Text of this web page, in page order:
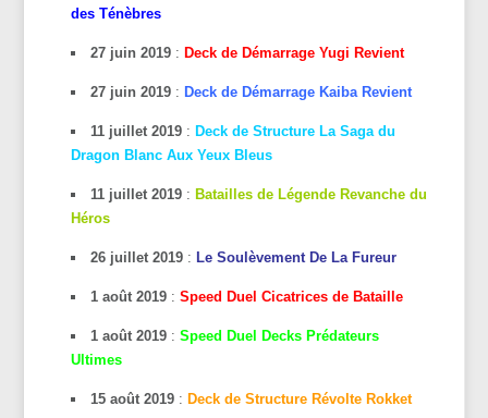
des Ténèbres
27 juin 2019 : Deck de Démarrage Yugi Revient
27 juin 2019 : Deck de Démarrage Kaiba Revient
11 juillet 2019 : Deck de Structure La Saga du
Dragon Blanc Aux Yeux Bleus
11 juillet 2019 : Batailles de Légende Revanche du
Héros
26 juillet 2019 : Le Soulèvement De La Fureur
1 août 2019 :Speed Duel Cicatrices de Bataille
1 août 2019 :Speed Duel Decks Prédateurs
Ultimes
15 août 2019 : Deck de Structure Révolte Rokket